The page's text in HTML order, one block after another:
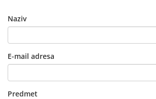
Naziv
E-mail adresa
Predmet